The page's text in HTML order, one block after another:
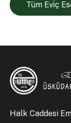
Tüm Evi̇ç
Halk Caddesi